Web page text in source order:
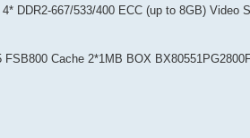
DDR2-667/533/400 ECC (up to 8GB) Video
FSB800 Cache 2*1MB BOX